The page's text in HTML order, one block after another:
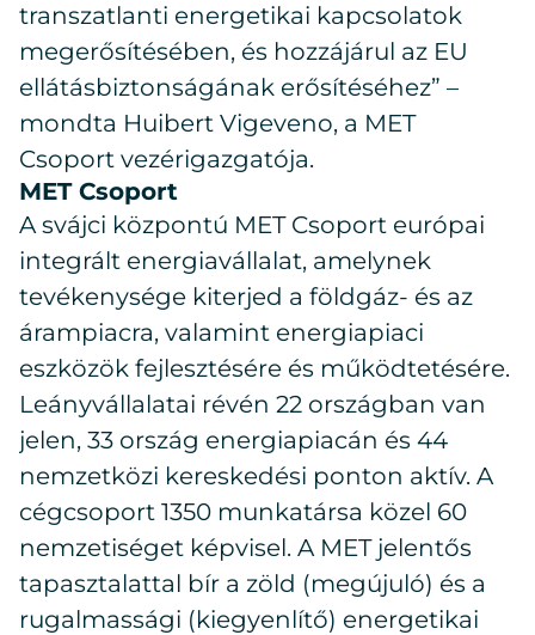
transzatlanti energetikai kapcsolatok
megerősítésében, és hozzájárul az EU
ellátásbiztonságának erősítéséhez” –
mondta Huibert Vigeveno, a MET
Csoport vezérigazgatója.
MET Csoport
A svájci központú MET Csoport európai
integrált energiavállalat, amelynek
tevékenysége kiterjed a földgáz- és az
árampiacra, valamint energiapiaci
eszközök fejlesztésére és működtetésére.
Leányvállalatai révén 22 országban van
jelen, 33 ország energiapiacán és 44
nemzetközi kereskedési ponton aktív. A
cégcsoport 1350 munkatársa közel 60
nemzetiséget képvisel. A MET jelentős
tapasztalattal bír a zöld (megújuló) és a
rugalmassági (kiegyenlítő) energetikai